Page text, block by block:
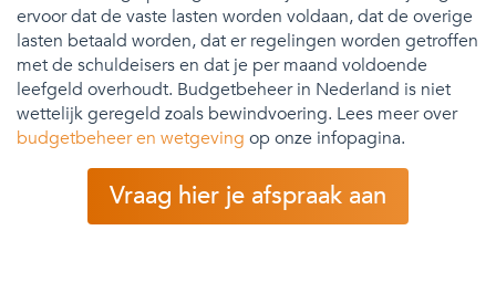
ervoor dat de vaste lasten worden voldaan, dat de overige
lasten betaald worden, dat er regelingen worden getroffen
met de schuldeisers en dat je per maand voldoende
leefgeld overhoudt. Budgetbeheer in Nederland is niet
wettelijk geregeld zoals bewindvoering. Lees meer over
budgetbeheer en wetgeving op onze infopagina.
Vraag hier je afspraak aan